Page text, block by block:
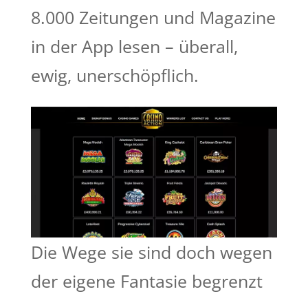
8.000 Zeitungen und Magazine
in der App lesen – überall,
ewig, unerschöpflich.
Die Wege sie sind doch wegen
der eigene Fantasie begrenzt